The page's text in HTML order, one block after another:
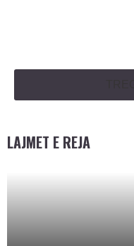
LAJMET E REJA